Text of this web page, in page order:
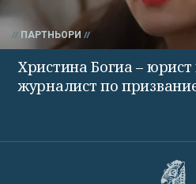
ПАРТНЬОРИ
Христина Богиа –
журналист по